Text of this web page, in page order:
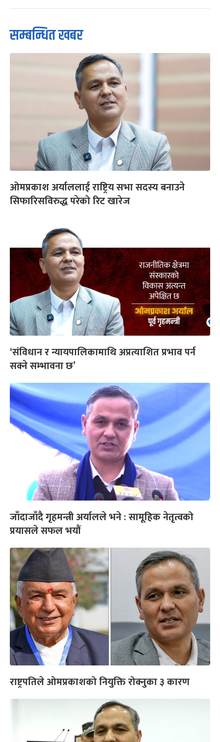
सम्बन्धित खबर
ओमप्रकाश अर्याललाई राष्ट्रिय सभा सदस्य बनाउने
सिफारिसविरुद्ध परेको रिट खारेज
‘संविधान र न्यायपालिकामाथि अप्रत्याशित प्रभाव पर्न
सक्ने सम्भावना छ’
जाँदाजाँदै गृहमन्त्री अर्यालले भने : सामूहिक नेतृत्वको
प्रयासले सफल भयौं
राष्ट्रपतिले ओमप्रकाशको नियुक्ति रोक्नुका ३ कारण